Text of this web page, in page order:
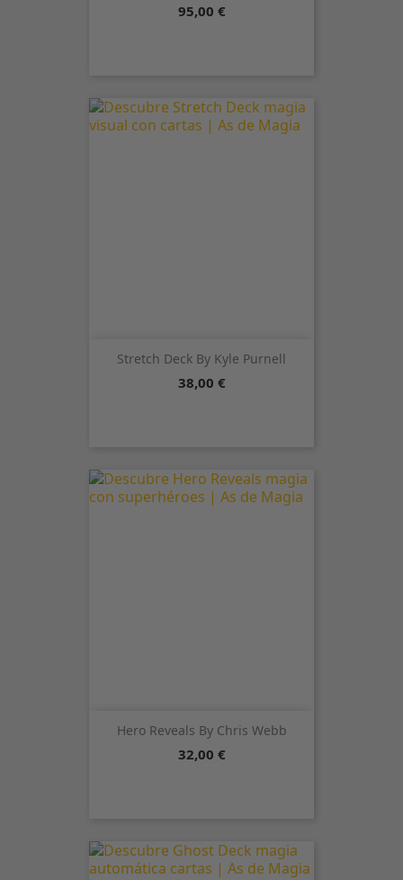
Precio
95,00 €
Stretch Deck By Kyle Purnell
Precio
38,00 €
Hero Reveals By Chris Webb
Precio
32,00 €